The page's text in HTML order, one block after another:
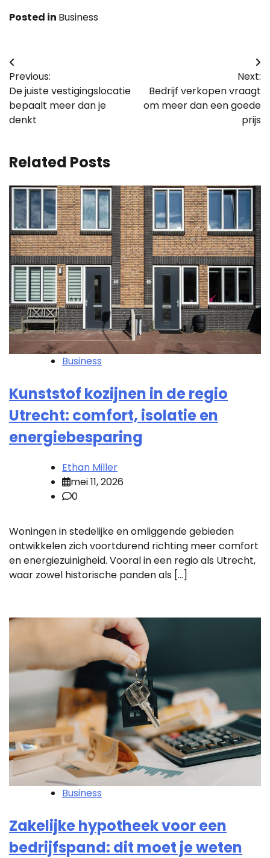
Posted in Business
Bericht
navigatie
Previous:
De juiste vestigingslocatie
bepaalt meer dan je
denkt
Next:
Bedrijf verkopen vraagt
om meer dan een goede
prijs
Related Posts
Business
Kunststof kozijnen in de regio
Utrecht: comfort, isolatie en
energiebesparing
Ethan Miller
mei 11, 2026
0
Woningen in stedelijke en omliggende gebieden
ontwikkelen zich voortdurend richting meer comfort
en energiezuinigheid. Vooral in een regio als Utrecht,
waar zowel historische panden als […]
Business
Zakelijke hypotheek voor een
bedrijfspand: dit moet je weten